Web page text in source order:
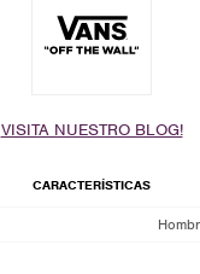
VISITA NUESTRO BLOG!
CARACTERÍSTICAS